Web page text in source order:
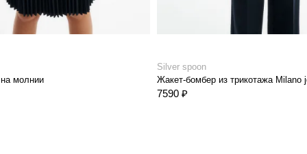
молнии
Silver spoon
Жакет-бомбер из трикотажа Milano
7590 ₽